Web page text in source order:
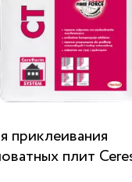
приклеивания
плит